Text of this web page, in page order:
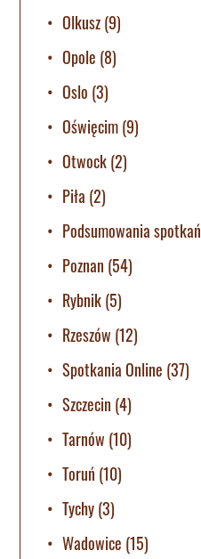
Olkusz(9)
Opole (8)
Oslo (3)
Oświęcim(9)
Otwock(2)
Piła (2)
Podsumowania spotkań
Poznan (54)
Rybnik(5)
Rzeszów (12)
Spotkania Online (37)
Szczecin (4)
Tarnów (10)
Toruń (10)
Tychy(3)
Wadowice (15)